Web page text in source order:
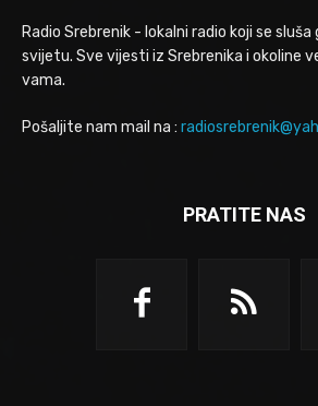
Radio Srebrenik - lokalni radio koji se
svijetu. Sve vijesti iz Srebrenika i okoline
vama.
Pošaljite nam mail na :
PRATITE NAS